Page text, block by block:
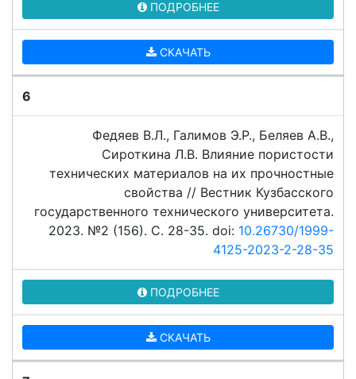
ПОДРОБНЕЕ
СКАЧАТЬ
6
Федяев В.Л., Галимов Э.Р., Беляев А.В.,
Сироткина Л.В. Влияние пористости
технических материалов на их прочностные
свойства // Вестник Кузбасского
государственного технического университета.
2023. №2 (156). C. 28-35. doi: 10.26730/1999-
4125-2023-2-28-35
ПОДРОБНЕЕ
СКАЧАТЬ